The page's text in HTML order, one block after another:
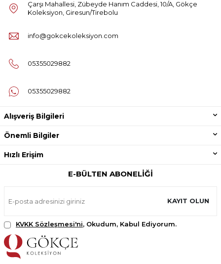
Çarşı Mahallesi, Zübeyde Hanım Caddesi, 10/A, Gökçe
Koleksiyon, Giresun/Tirebolu
info@gokcekoleksiyon.com
05355029882
05355029882
Alışveriş Bilgileri
Önemli Bilgiler
Hızlı Erişim
E-BÜLTEN ABONELIĞI
KAYIT OLUN
KVKK Sözleşmesi'ni, Okudum, Kabul Ediyorum.